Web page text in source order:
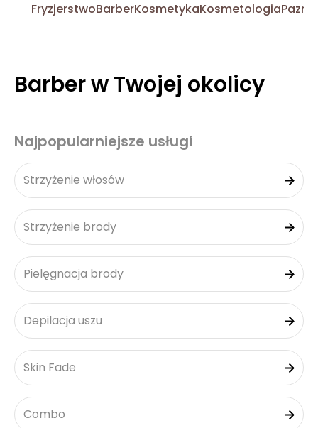
FryzjerstwoBarberKosmetykaKosmetologia
Barber w Twojej okolicy
Najpopularniejsze usługi
Strzyżenie włosów
Strzyżenie brody
Pielęgnacja brody
Depilacja uszu
Skin Fade
Combo